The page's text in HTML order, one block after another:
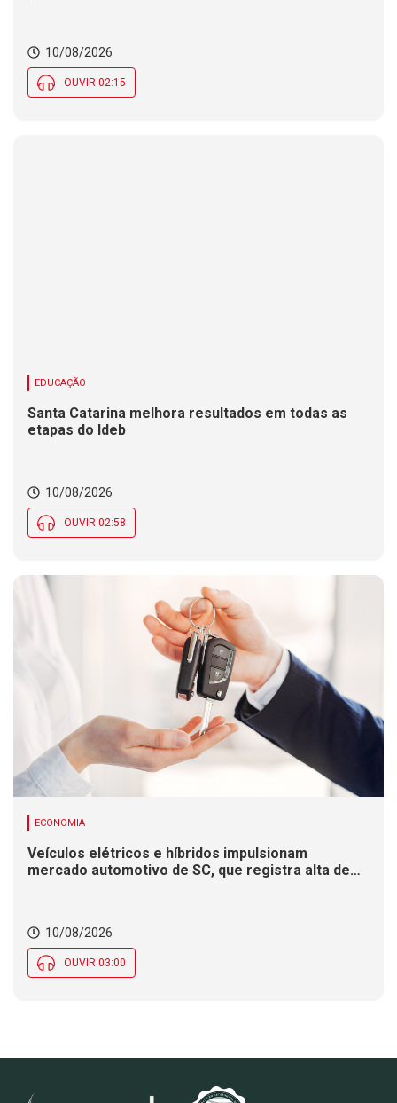
10/08/2026
OUVIR 02:15
EDUCAÇÃO
Santa Catarina melhora resultados em todas as
etapas do Ideb
10/08/2026
OUVIR 02:58
ECONOMIA
Veículos elétricos e híbridos impulsionam
mercado automotivo de SC, que registra alta de
10/08/2026
OUVIR 03:00